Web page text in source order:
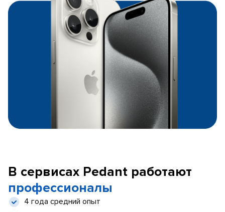
В сервисах Pedant работают
профессионалы
4 года средний опыт